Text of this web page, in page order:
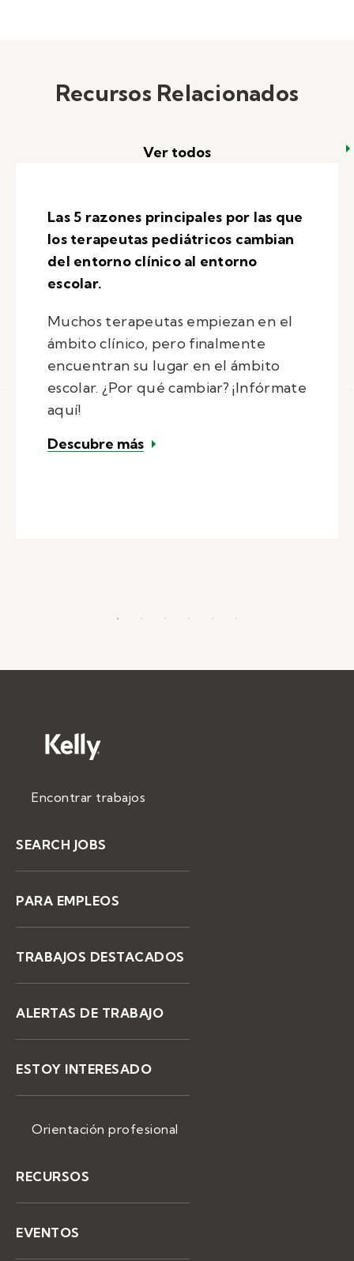
Recursos Relacionados
Ver todos
Las 5 razones principales por las que
los terapeutas pediátricos cambian
del entorno clínico al entorno
escolar.
Muchos terapeutas empiezan en el
ámbito clínico, pero finalmente
encuentran su lugar en el ámbito
escolar. ¿Por qué cambiar? ¡Infórmate
aquí!
Descubre más– Las 5 principales razones
Encontrar trabajos
SEARCH JOBS
PARA EMPLEOS
TRABAJOS DESTACADOS
ALERTAS DE TRABAJO
ESTOY INTERESADO
Orientación profesional
RECURSOS
EVENTOS